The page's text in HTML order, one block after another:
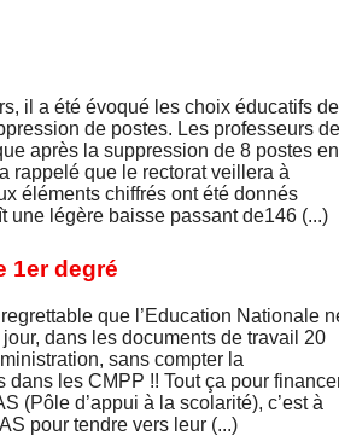
il a été évoqué les choix éducatifs de
de postes. Les professeurs de
après la suppression de 8 postes en
rappelé que le rectorat veillera à
éléments chiffrés ont été donnés
une légère baisse passant de146 (...)
1er degré
que l’Education Nationale
dans les documents de travail 20
sans compter la
les CMPP !! Tout ça pour
(Pôle d’appui à la scolarité), c’est à
pour tendre vers leur (...)